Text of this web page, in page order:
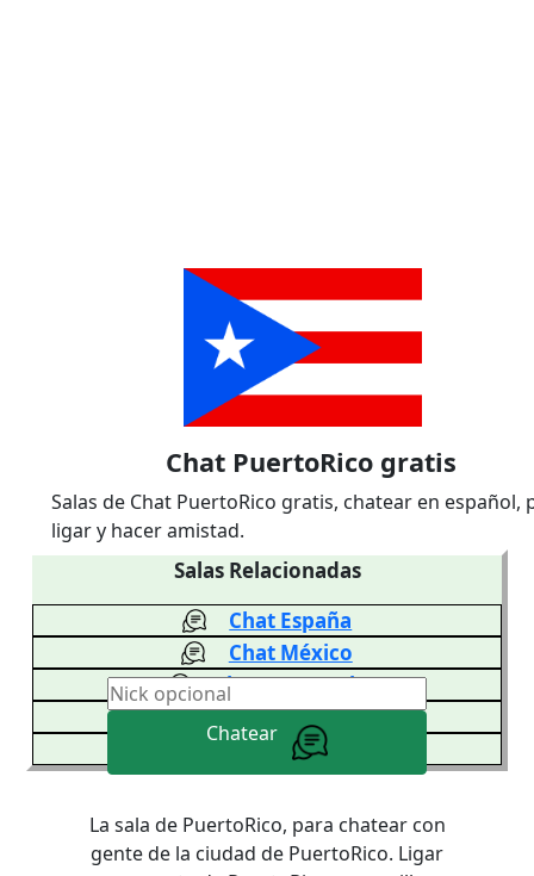
Salas Relacionadas
Chat España
Chat México
Chat Venezuela
Chat Colombia
Chat Argentina
Chat PuertoRico gratis
Salas de Chat PuertoRico gratis, chatear en español,
ligar y hacer amistad.
Chatear
La sala de PuertoRico, para chatear con
gente de la ciudad de PuertoRico. Ligar